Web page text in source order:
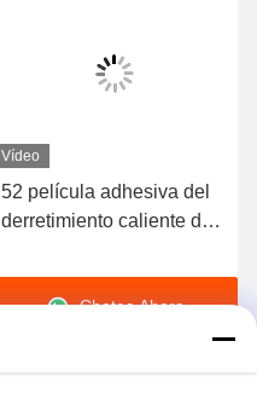
Vídeo
52 película adhesiva del
derretimiento caliente de
A para la ropa interior
inconsútilChatea Ahora